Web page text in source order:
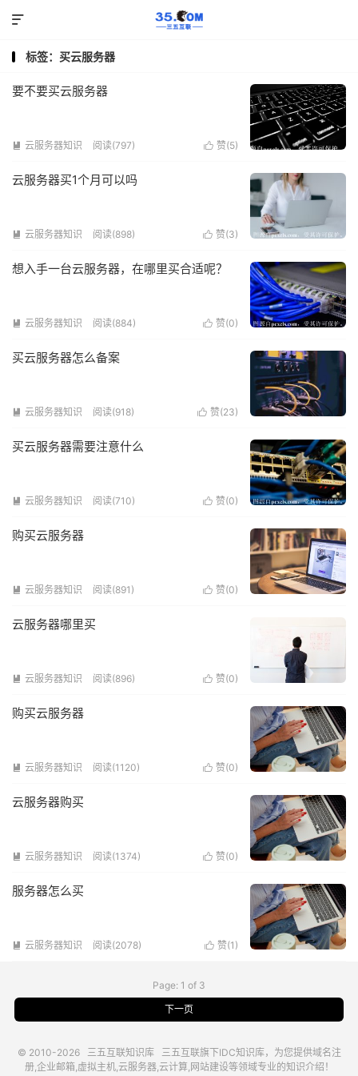

标签：买云服务器
要不要买云服务器
 云服务器知识 阅读(797)  赞(5)
云服务器买1个月可以吗
 云服务器知识 阅读(898)  赞(3)
想入手一台云服务器，在哪里买合适呢？
 云服务器知识 阅读(884)  赞(0)
买云服务器怎么备案
 云服务器知识 阅读(918)  赞(23)
买云服务器需要注意什么
 云服务器知识 阅读(710)  赞(0)
购买云服务器
 云服务器知识 阅读(891)  赞(0)
云服务器哪里买
 云服务器知识 阅读(896)  赞(0)
购买云服务器
 云服务器知识 阅读(1120)  赞(0)
云服务器购买
 云服务器知识 阅读(1374)  赞(0)
服务器怎么买
 云服务器知识 阅读(2078)  赞(1 )
Page: 1 of 3
下一页
© 2010-2026 三五互联知识库 三五互联旗下IDC知识库，为您提供域名注
册,企业邮箱,虚拟主机,云服务器,云计算,网站建设等领域专业的知识介绍！